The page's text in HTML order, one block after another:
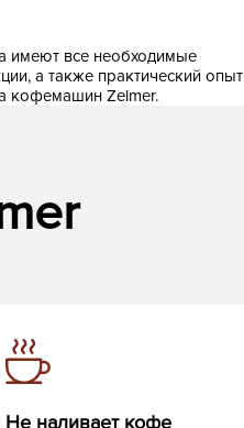
имеют все необходимые
а также практический опыт
кофемашин Zelmer.
Не наливает кофе